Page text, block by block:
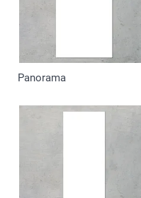
Panorama